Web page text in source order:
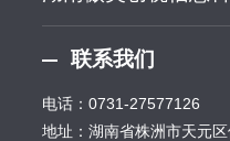
联系我们
电话：0731-27577126
地址：湖南省株洲市天元